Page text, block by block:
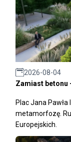
2026-08-04
Zamiast betonu
Plac Jana
metamorfozę.
Europejskich.